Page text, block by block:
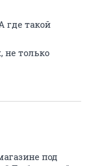
где такой
не только
под